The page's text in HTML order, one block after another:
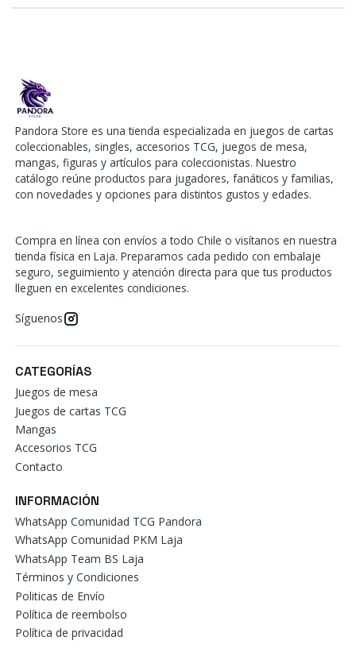
Pandora Store es una tienda especializada en juegos de cartas
coleccionables, singles, accesorios TCG, juegos de mesa,
mangas, figuras y artículos para coleccionistas. Nuestro
catálogo reúne productos para jugadores, fanáticos y familias,
con novedades y opciones para distintos gustos y edades.
Compra en línea con envíos a todo Chile o visítanos en nuestra
tienda física en Laja. Preparamos cada pedido con embalaje
seguro, seguimiento y atención directa para que tus productos
lleguen en excelentes condiciones.
Síguenos
CATEGORÍAS
Juegos de mesa
Juegos de cartas TCG
Mangas
Accesorios TCG
Contacto
INFORMACIÓN
WhatsApp Comunidad TCG Pandora
WhatsApp Comunidad PKM Laja
WhatsApp Team BS Laja
Términos y Condiciones
Politicas de Envío
Política de reembolso
Política de privacidad